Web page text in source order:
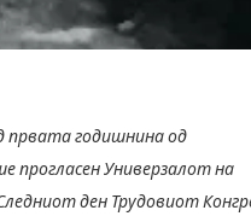
првата годишнина од
прогласен Универзалот на
ден Трудовиот